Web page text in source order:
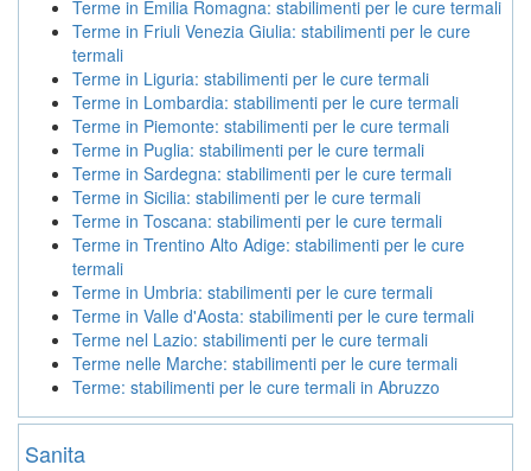
Terme in Emilia Romagna: stabilimenti per le cure termali
Terme in Friuli Venezia Giulia: stabilimenti per le cure
termali
Terme in Liguria: stabilimenti per le cure termali
Terme in Lombardia: stabilimenti per le cure termali
Terme in Piemonte: stabilimenti per le cure termali
Terme in Puglia: stabilimenti per le cure termali
Terme in Sardegna: stabilimenti per le cure termali
Terme in Sicilia: stabilimenti per le cure termali
Terme in Toscana: stabilimenti per le cure termali
Terme in Trentino Alto Adige: stabilimenti per le cure
termali
Terme in Umbria: stabilimenti per le cure termali
Terme in Valle d'Aosta: stabilimenti per le cure termali
Terme nel Lazio: stabilimenti per le cure termali
Terme nelle Marche: stabilimenti per le cure termali
Terme: stabilimenti per le cure termali in Abruzzo
Sanita